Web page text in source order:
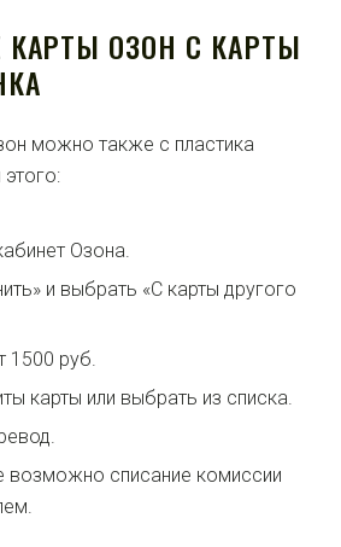
КАРТЫ ОЗОН С КАРТЫ
можно также с пластика
Озона.
и выбрать «С карты другого
1500 руб.
карты или выбрать из списка.
возможно списание комиссии